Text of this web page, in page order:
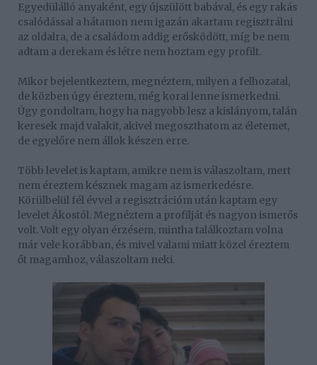
Egyedülálló anyaként, egy újszülött babával, és egy rakás
csalódással a hátamon nem igazán akartam regisztrálni
az oldalra, de a családom addig erősködött, míg be nem
adtam a derekam és létre nem hoztam egy profilt.
Mikor bejelentkeztem, megnéztem, milyen a felhozatal,
de közben úgy éreztem, még korai lenne ismerkedni.
Úgy gondoltam, hogy ha nagyobb lesz a kislányom, talán
keresek majd valakit, akivel megoszthatom az életemet,
de egyelőre nem állok készen erre.
Több levelet is kaptam, amikre nem is válaszoltam, mert
nem éreztem késznek magam az ismerkedésre.
Körülbelül fél évvel a regisztrációm után kaptam egy
levelet Ákostól. Megnéztem a profilját és nagyon ismerős
volt. Volt egy olyan érzésem, mintha találkoztam volna
már vele korábban, és mivel valami miatt közel éreztem
őt magamhoz, válaszoltam neki.